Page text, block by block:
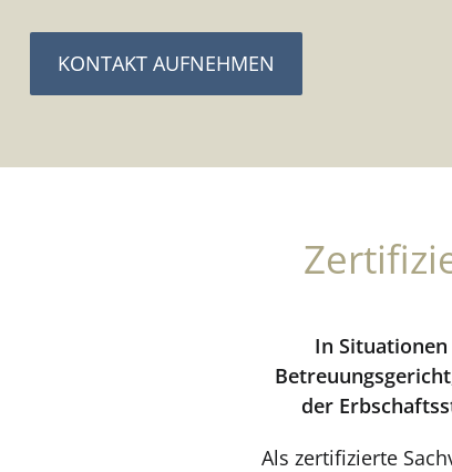
KONTAKT AUFNEHMEN
In
der
Als zertifizierte